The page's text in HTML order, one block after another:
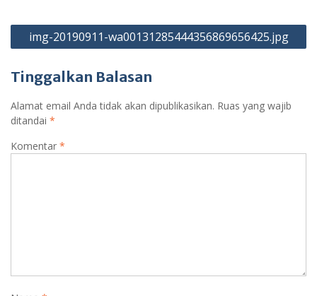
Navigasi
pos
img-20190911-wa00131285444356869656425.jpg
Tinggalkan Balasan
Alamat email Anda tidak akan dipublikasikan. Ruas yang wajib
ditandai *
Komentar *